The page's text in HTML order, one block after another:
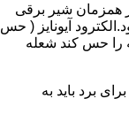
شیر برقی
آیونایز ( حس
را حس کند شعله
برد باید به